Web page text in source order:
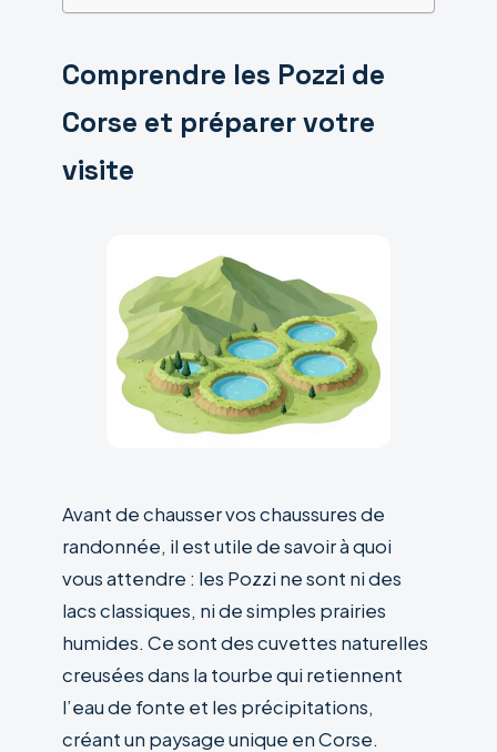
Comprendre les Pozzi de
Corse et préparer votre
visite
Avant de chausser vos chaussures de
randonnée, il est utile de savoir à quoi
vous attendre : les Pozzi ne sont ni des
lacs classiques, ni de simples prairies
humides. Ce sont des cuvettes naturelles
creusées dans la tourbe qui retiennent
l’eau de fonte et les précipitations,
créant un paysage unique en Corse.